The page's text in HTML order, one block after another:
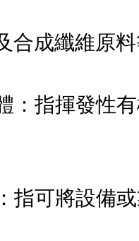
成纖維原
：指揮發性
指可將設備